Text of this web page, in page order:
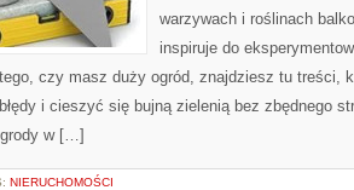
warzywach i roślinach
inspiruje do
czy masz duży ogród, znajdziesz tu treści,
i cieszyć się bujną zielenią bez zbędnego
w […]
NIERUCHOMOŚCI